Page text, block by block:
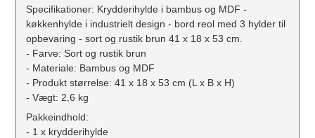
Specifikationer: Krydderihylde i bambus og MDF -
køkkenhylde i industrielt design - bord reol med 3 hylder til
opbevaring - sort og rustik brun 41 x 18 x 53 cm.
- Farve: Sort og rustik brun
- Materiale: Bambus og MDF
- Produkt størrelse: 41 x 18 x 53 cm (L x B x H)
- Vægt: 2,6 kg
Pakkeindhold:
- 1 x krydderihylde